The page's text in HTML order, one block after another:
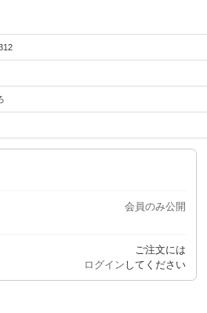
会員のみ公開
ご注文には
ログイン してください